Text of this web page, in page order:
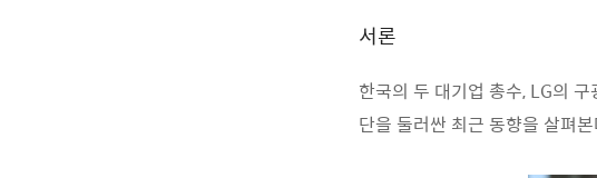
서론
한국의 두 대기업 총수, LG의
단을 둘러싼 최근 동향을 살펴